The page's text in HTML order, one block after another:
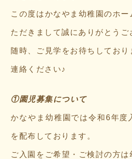
この度はかなやま幼稚園のホ
ただきまして誠にありがとうご
随時、ご見学をお待ちしてお
連絡ください♪
①園児募集について
かなやま幼稚園では令和6年度
を配布しております。
ご入園をご希望・ご検討の方は